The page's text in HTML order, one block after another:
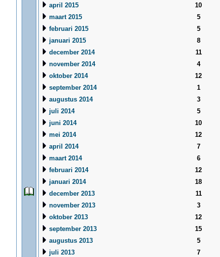
april 2015
10
maart 2015
5
februari 2015
5
januari 2015
8
december 2014
11
november 2014
4
oktober 2014
12
september 2014
1
augustus 2014
3
juli 2014
5
juni 2014
10
mei 2014
12
april 2014
7
maart 2014
6
februari 2014
12
januari 2014
18
december 2013
11
november 2013
3
oktober 2013
12
september 2013
15
augustus 2013
5
juli 2013
7